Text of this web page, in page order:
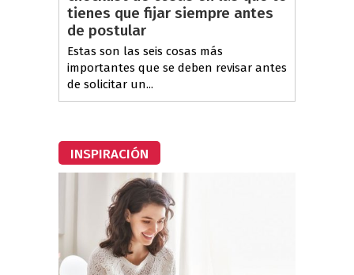
tienes que fijar siempre antes
de postular
Estas son las seis cosas más
importantes que se deben revisar antes
de solicitar un...
INSPIRACIÓN